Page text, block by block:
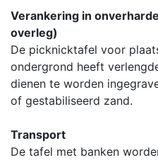
Verankering in
overleg)
De picknicktafel voor
ondergrond heeft
dienen te worden
of gestabiliseerd zand.
Transport
De tafel met banken